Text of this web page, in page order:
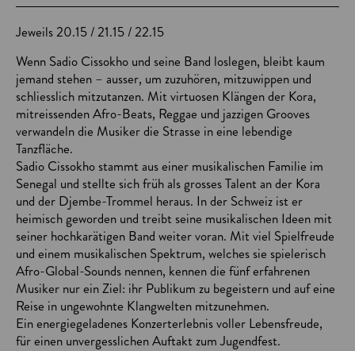
Jeweils 20.15 / 21.15 / 22.15
Wenn Sadio Cissokho und seine Band loslegen, bleibt kaum
jemand stehen – ausser, um zuzuhören, mitzuwippen und
schliesslich mitzutanzen. Mit virtuosen Klängen der Kora,
mitreissenden Afro-Beats, Reggae und jazzigen Grooves
verwandeln die Musiker die Strasse in eine lebendige
Tanzfläche.
Sadio Cissokho stammt aus einer musikalischen Familie im
Senegal und stellte sich früh als grosses Talent an der Kora
und der Djembe-Trommel heraus. In der Schweiz ist er
heimisch geworden und treibt seine musikalischen Ideen mit
seiner hochkarätigen Band weiter voran. Mit viel Spielfreude
und einem musikalischen Spektrum, welches sie spielerisch
Afro-Global-Sounds nennen, kennen die fünf erfahrenen
Musiker nur ein Ziel: ihr Publikum zu begeistern und auf eine
Reise in ungewohnte Klangwelten mitzunehmen.
Ein energiegeladenes Konzerterlebnis voller Lebensfreude,
für einen unvergesslichen Auftakt zum Jugendfest.